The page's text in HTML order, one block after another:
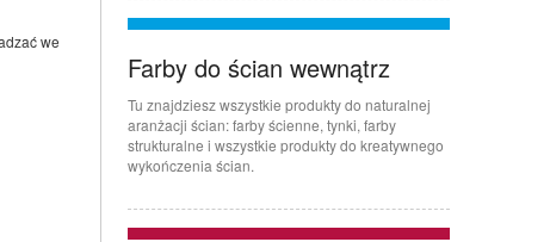
we
Farby do ścian wewnątrz
Tu znajdziesz wszystkie produkty do naturalnej
aranżacji ścian: farby ścienne, tynki, farby
strukturalne i wszystkie produkty do kreatywnego
wykończenia ścian.